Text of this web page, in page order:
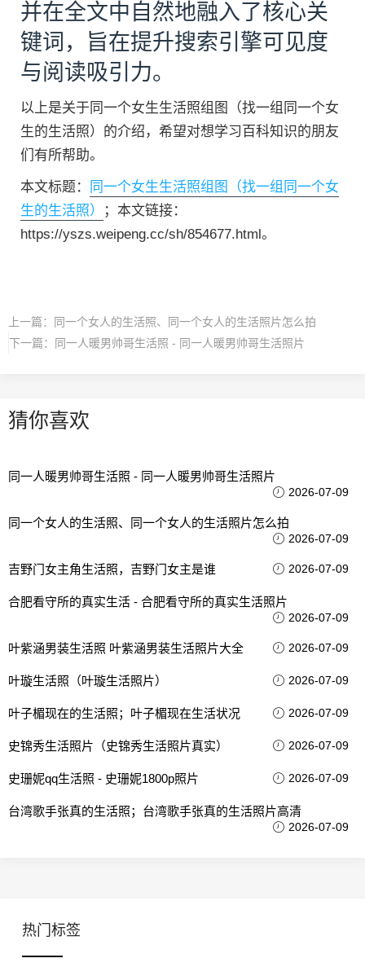
并在全文中自然地融入了核心关
键词，旨在提升搜索引擎可见度
与阅读吸引力。
以上是关于同一个女生生活照组图（找一组同一个女
生的生活照）的介绍，希望对想学习百科知识的朋友
们有所帮助。
本文标题：
同一个女生生活照组图（找一组同一个女
生的生活照）
；本文链接：
https://yszs.weipeng.cc/sh/854677.html。
上一篇： 同一个女人的生活照、同一个女人的生活照片怎么拍
下一篇： 同一人暖男帅哥生活照 - 同一人暖男帅哥生活照片
猜你喜欢
同一人暖男帅哥生活照 - 同一人暖男帅哥生活照片
2026-07-09
同一个女人的生活照、同一个女人的生活照片怎么拍
2026-07-09
吉野门女主角生活照，吉野门女主是谁 2026-07-09
合肥看守所的真实生活 - 合肥看守所的真实生活照片
2026-07-09
叶紫涵男装生活照 叶紫涵男装生活照片大全 2026-07-09
叶璇生活照（叶璇生活照片） 2026-07-09
叶子楣现在的生活照；叶子楣现在生活状况 2026-07-09
史锦秀生活照片（史锦秀生活照片真实） 2026-07-09
史珊妮qq生活照 - 史珊妮1800p照片 2026-07-09
台湾歌手张真的生活照；台湾歌手张真的生活照片高清
2026-07-09
热门标签